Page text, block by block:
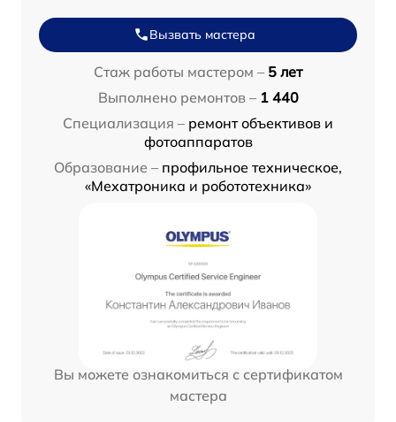
Вызвать мастера
Стаж работы мастером – 5 лет
Выполнено ремонтов – 1 440
Специализация – ремонт объективов и
фотоаппаратов
Образование – профильное техническое,
«Мехатроника и робототехника»
Вы можете ознакомиться с сертификатом
мастера